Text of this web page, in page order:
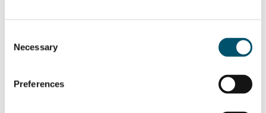
Selection
Necessary
Preferences
extras neste vidro dinâmico para torná-lo ainda mais atraente para
o mercado usar e controlar o clima.
Trends in